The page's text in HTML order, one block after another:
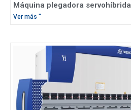
Máquina plegadora servohíbrida
Ver más "